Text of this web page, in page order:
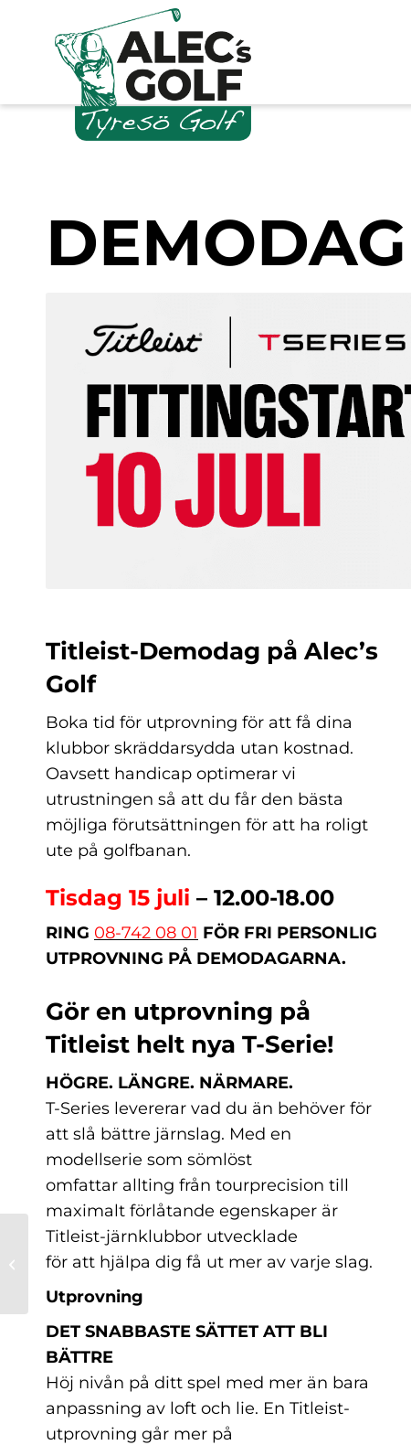
Titleist-Demodag på Alec’s
Golf
Boka tid för utprovning för att få dina
klubbor skräddarsydda utan kostnad.
Oavsett handicap optimerar vi
utrustningen så att du får den bästa
möjliga förutsättningen för att ha roligt
ute på golfbanan.
Tisdag 15 juli – 12.00-18.00
RING 08-742 08 01 FÖR FRI PERSONLIG
UTPROVNING PÅ DEMODAGARNA.
Gör en utprovning på
Titleist helt nya T-Serie!
HÖGRE. LÄNGRE. NÄRMARE.
T-Series levererar vad du än behöver för
att slå bättre järnslag. Med en
modellserie som sömlöst
omfattar allting från tourprecision till
maximalt förlåtande egenskaper är
Titleist-järnklubbor utvecklade
för att hjälpa dig få ut mer av varje slag.
Utprovning
DET SNABBASTE SÄTTET ATT BLI
BÄTTRE
Höj nivån på ditt spel med mer än bara
anpassning av loft och lie. En Titleist-
utprovning går mer på
Området kring Alec’s
Golf / Tyresö Golf
utvecklas!